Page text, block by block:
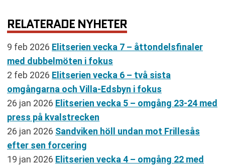
RELATERADE NYHETER
9 feb 2026 Elitserien vecka 7 – åttondelsfinaler
med dubbelmöten i fokus
2 feb 2026 Elitserien vecka 6 – två sista
omgångarna och Villa-Edsbyn i fokus
26 jan 2026 Elitserien vecka 5 – omgång 23-24 med
press på kvalstrecken
26 jan 2026 Sandviken höll undan mot Frillesås
efter sen forcering
19 jan 2026 Elitserien vecka 4 – omgång 22 med